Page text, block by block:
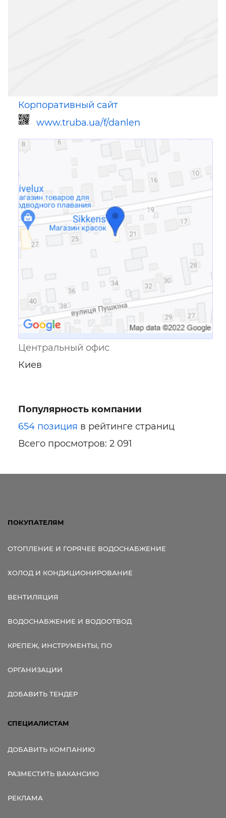
Корпоративный сайт
www.truba.ua/f/danlen
Ссылка для мобильных устройств
Центральный офис
Киев
Популярность компании
654 позиция в рейтинге страниц
Всего просмотров: 2 091
ПОКУПАТЕЛЯМ
ОТОПЛЕНИЕ И ГОРЯЧЕЕ ВОДОСНАБЖЕНИЕ
ХОЛОД И КОНДИЦИОНИРОВАНИЕ
ВЕНТИЛЯЦИЯ
ВОДОСНАБЖЕНИЕ И ВОДООТВОД
КРЕПЕЖ, ИНСТРУМЕНТЫ, ПО
ОРГАНИЗАЦИИ
ДОБАВИТЬ ТЕНДЕР
СПЕЦИАЛИСТАМ
ДОБАВИТЬ КОМПАНИЮ
РАЗМЕСТИТЬ ВАКАНСИЮ
РЕКЛАМА